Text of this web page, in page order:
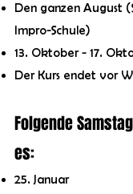
Den ganzen August
Impro-Schule)
13. Oktober - 17.
Der Kurs endet vor
Folgende
es:
25. Januar